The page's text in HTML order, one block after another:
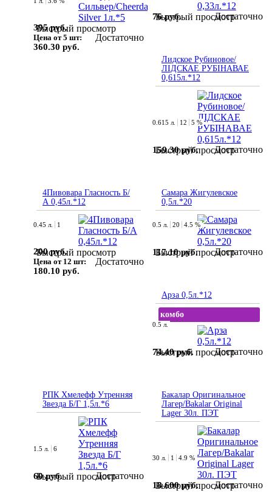
Быстрый просмотр
395 руб.
Цена от 5 шт:
360.30 руб.
Достаточно
Быстрый просмотр
76 руб. Достаточно
Лидское Рубиновое/
ЛІДСКАЕ РУБIНАВАЕ
0,615л.*12
Быстрый просмотр
0.615 л. 12 5 %
159.30 руб. Достаточно
4Пивовара Гласность Б/
А 0,45л.*12
Быстрый просмотр
0.45 л. 1
200 руб.
Цена от 12 шт:
180.10 руб.
Достаточно
Самара Жигулевское
0,5л.*20
Быстрый просмотр
0.5 л. 20 4.5 %
117.10 руб. Достаточно
Арза 0,5л.*12
комбо
Быстрый просмотр
0.5 л.
74.40 руб. Достаточно
РПК Хмелефф Утренняя
Звезда Б/Г 1,5л.*6
Быстрый просмотр
1.5 л. 6
60 руб. Достаточно
Бакалар Оригинальное
Лагер/Bakalar Original
Lager 30л. ПЭТ
Быстрый просмотр
30 л. 1 4.9 %
18 600 руб. Достаточно